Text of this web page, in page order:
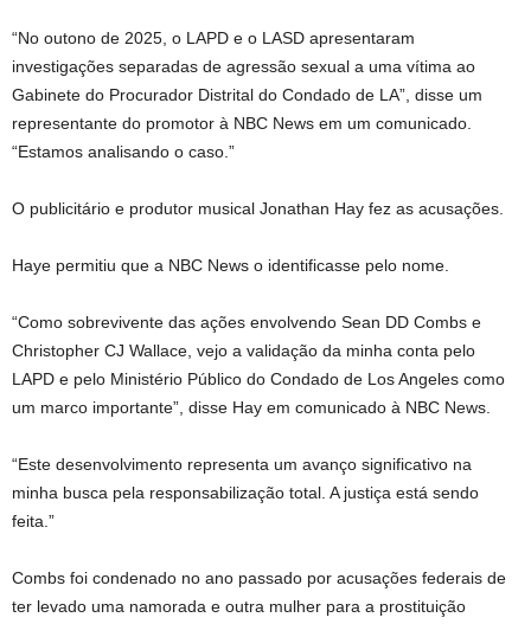
“No outono de 2025, o LAPD e o LASD apresentaram
investigações separadas de agressão sexual a uma vítima ao
Gabinete do Procurador Distrital do Condado de LA”, disse um
representante do promotor à NBC News em um comunicado.
“Estamos analisando o caso.”
O publicitário e produtor musical Jonathan Hay fez as acusações.
Haye permitiu que a NBC News o identificasse pelo nome.
“Como sobrevivente das ações envolvendo Sean DD Combs e
Christopher CJ Wallace, vejo a validação da minha conta pelo
LAPD e pelo Ministério Público do Condado de Los Angeles como
um marco importante”, disse Hay em comunicado à NBC News.
“Este desenvolvimento representa um avanço significativo na
minha busca pela responsabilização total. A justiça está sendo
feita.”
Combs foi condenado no ano passado por acusações federais de
ter levado uma namorada e outra mulher para a prostituição